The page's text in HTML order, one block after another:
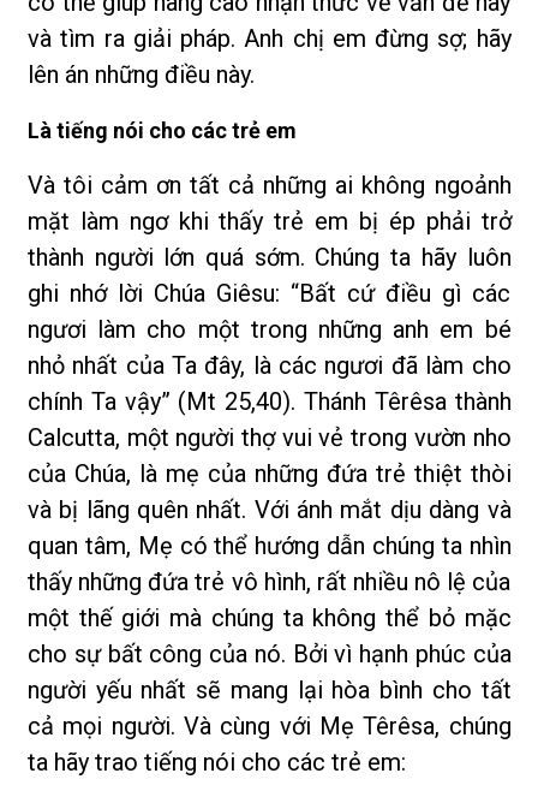
và tìm ra giải pháp. Anh chị em đừng sợ; hãy
lên án những điều này.
Là tiếng nói cho các trẻ em
Và tôi cảm ơn tất cả những ai không ngoảnh
mặt làm ngơ khi thấy trẻ em bị ép phải trở
thành người lớn quá sớm. Chúng ta hãy luôn
ghi nhớ lời Chúa Giêsu: “Bất cứ điều gì các
ngươi làm cho một trong những anh em bé
nhỏ nhất của Ta đây, là các ngươi đã làm cho
chính Ta vậy” (Mt 25,40). Thánh Têrêsa thành
Calcutta, một người thợ vui vẻ trong vườn nho
của Chúa, là mẹ của những đứa trẻ thiệt thòi
và bị lãng quên nhất. Với ánh mắt dịu dàng và
quan tâm, Mẹ có thể hướng dẫn chúng ta nhìn
thấy những đứa trẻ vô hình, rất nhiều nô lệ của
một thế giới mà chúng ta không thể bỏ mặc
cho sự bất công của nó. Bởi vì hạnh phúc của
người yếu nhất sẽ mang lại hòa bình cho tất
cả mọi người. Và cùng với Mẹ Têrêsa, chúng
ta hãy trao tiếng nói cho các trẻ em: